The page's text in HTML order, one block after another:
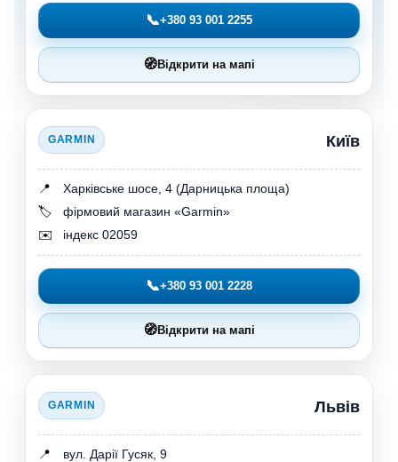
📞+380 93 001 2255
🧭Відкрити на мапі
GARMIN Київ
📍
Харківське шосе, 4 (Дарницька площа)
🏷️
фірмовий магазин «Garmin»
✉️
індекс 02059
📞+380 93 001 2228
🧭Відкрити на мапі
GARMIN Львів
📍
вул. Дарії Гусяк, 9